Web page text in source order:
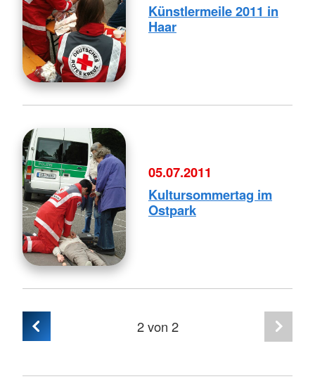
Künstlermeile 2011 in
Haar
05.07.2011
Kultursommertag im
Ostpark
2von 2